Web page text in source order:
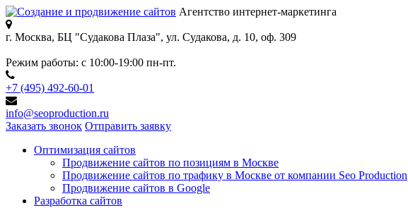
Агентство интернет-маркетинга
г. Москва, БЦ "Судакова Плаза", ул. Судакова, д. 10, оф. 309
Режим работы: с 10:00-19:00 пн-пт.
+7 (495) 492-60-01
info@seoproduction.ru
Заказать звонок Отправить заявку
Оптимизация сайтов
Продвижение сайтов по позициям в Москве
Продвижение сайтов по трафику в Москве от компании Seo Production
Продвижение сайтов в Google
Разработка сайтов